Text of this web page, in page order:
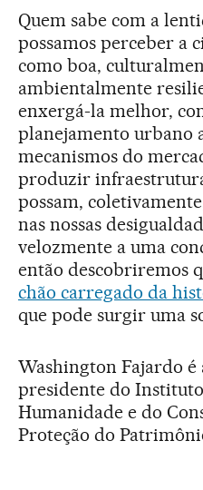
Quem sabe com a
possamos perceber a
como boa,
ambientalmente
enxergá-la melhor,
planejamento urbano
mecanismos do
produzir
possam,
nas nossas
velozmente a uma
então descobriremos
chão carregado da
que pode surgir uma
Washington Fajardo
presidente do
Humanidade e do
Proteção do